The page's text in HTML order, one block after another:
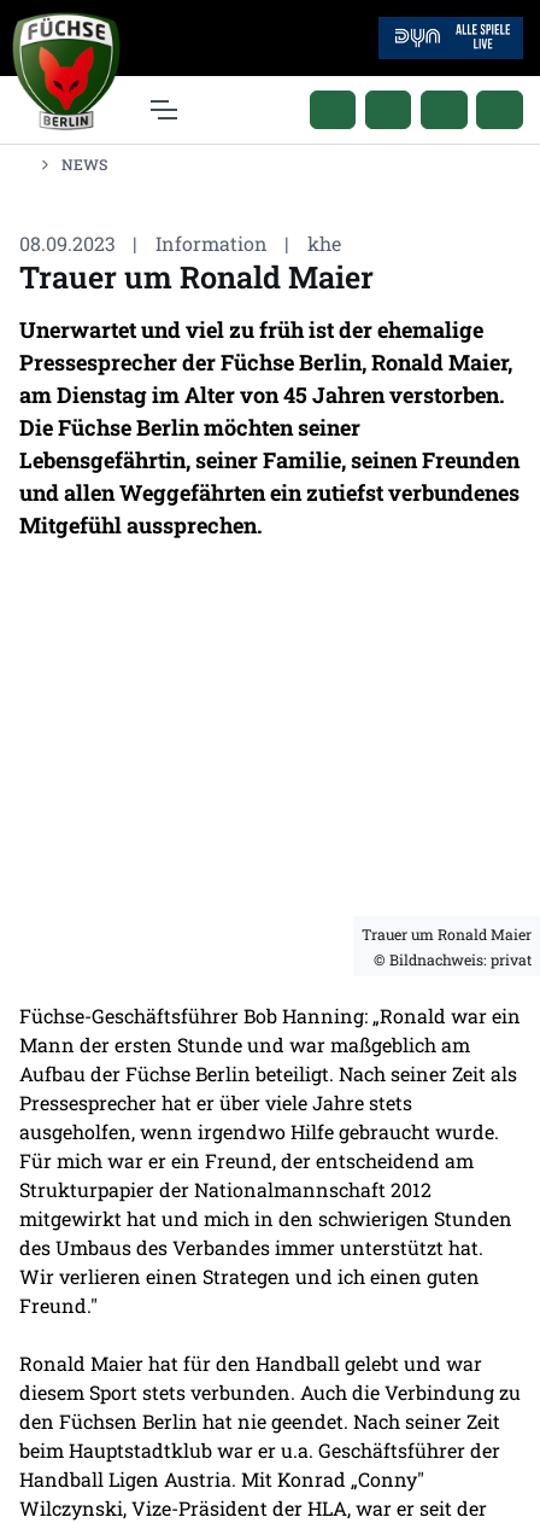
NEWS
08.09.2023 | Information | khe
Trauer um Ronald Maier
Unerwartet und viel zu früh ist der ehemalige
Pressesprecher der Füchse Berlin, Ronald Maier,
am Dienstag im Alter von 45 Jahren verstorben.
Die Füchse Berlin möchten seiner
Lebensgefährtin, seiner Familie, seinen Freunden
und allen Weggefährten ein zutiefst verbundenes
Mitgefühl aussprechen.
Trauer um Ronald Maier
© Bildnachweis: privat
Füchse-Geschäftsführer Bob Hanning: „Ronald war ein
Mann der ersten Stunde und war maßgeblich am
Aufbau der Füchse Berlin beteiligt. Nach seiner Zeit als
Pressesprecher hat er über viele Jahre stets
ausgeholfen, wenn irgendwo Hilfe gebraucht wurde.
Für mich war er ein Freund, der entscheidend am
Strukturpapier der Nationalmannschaft 2012
mitgewirkt hat und mich in den schwierigen Stunden
des Umbaus des Verbandes immer unterstützt hat.
Wir verlieren einen Strategen und ich einen guten
Freund."
Ronald Maier hat für den Handball gelebt und war
diesem Sport stets verbunden. Auch die Verbindung zu
den Füchsen Berlin hat nie geendet. Nach seiner Zeit
beim Hauptstadtklub war er u.a. Geschäftsführer der
Handball Ligen Austria. Mit Konrad „Conny"
Wilczynski, Vize-Präsident der HLA, war er seit der